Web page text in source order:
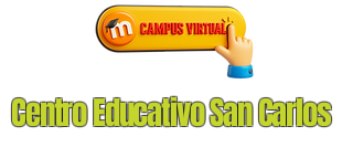
Centro Educativo San Carlos